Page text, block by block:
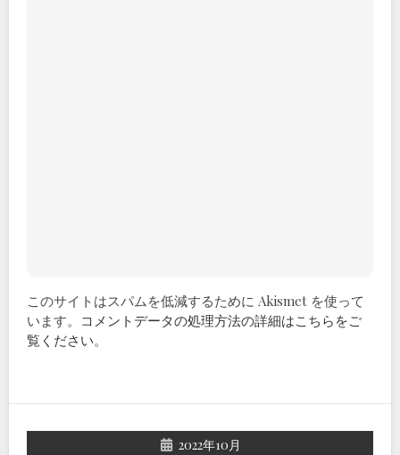
このサイトはスパムを低減するために Akismet を使って
います。 コメントデータの処理方法の詳細はこちらをご
覧ください。
2022年10月